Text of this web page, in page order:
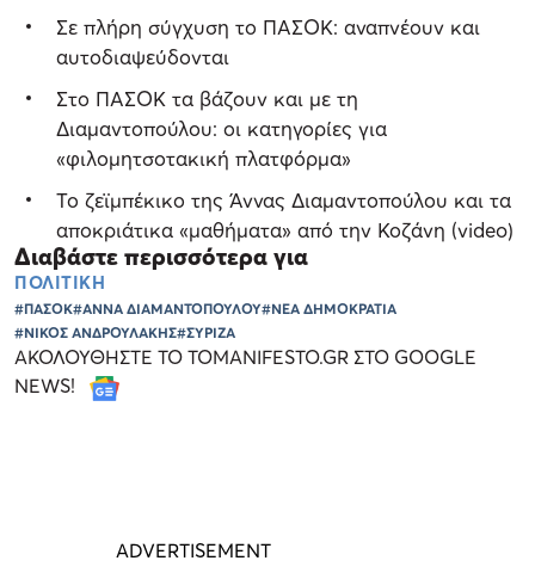
Σε πλήρη σύγχυση το ΠΑΣΟΚ: αναπνέουν και
αυτοδιαψεύδονται
Στο ΠΑΣΟΚ τα βάζουν και με τη
Διαμαντοπούλου: οι κατηγορίες για
«φιλομητσοτακική πλατφόρμα»
Το ζεϊμπέκικο της Άννας Διαμαντοπούλου και τα
αποκριάτικα «μαθήματα» από την Κοζάνη (video)
Διαβάστε περισσότερα για
ΠΟΛΙΤΙΚΗ
#ΠΑΣΟΚ#ΑΝΝΑ ΔΙΑΜΑΝΤΟΠΟΥΛΟΥ#ΝΕΑ ΔΗΜΟΚΡΑΤΙΑ
#ΝΙΚΟΣ ΑΝΔΡΟΥΛΑΚΗΣ#ΣΥΡΙΖΑ
ΑΚΟΛΟΥΘΗΣΤΕ ΤΟ TOMANIFESTO.GR ΣΤΟ GOOGLE
NEWS!